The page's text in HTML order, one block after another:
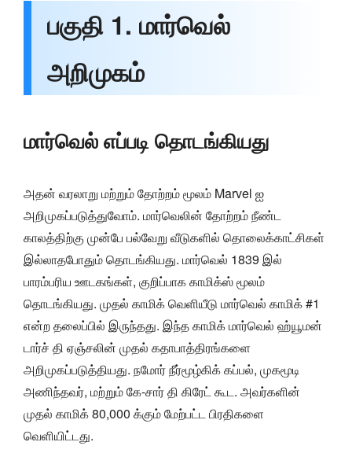
பகுதி 1. மார்வெல்
அறிமுகம்
மார்வெல் எப்படி தொடங்கியது
அதன் வரலாறு மற்றும் தோற்றம் மூலம் Marvel ஐ
அறிமுகப்படுத்துவோம். மார்வெலின் தோற்றம் நீண்ட
காலத்திற்கு முன்பே பல்வேறு வீடுகளில் தொலைக்காட்சிகள்
இல்லாதபோதும் தொடங்கியது. மார்வெல் 1839 இல்
பாரம்பரிய ஊடகங்கள், குறிப்பாக காமிக்ஸ் மூலம்
தொடங்கியது. முதல் காமிக் வெளியீடு மார்வெல் காமிக் #1
என்ற தலைப்பில் இருந்தது. இந்த காமிக் மார்வெல் ஹ்யூமன்
டார்ச் தி ஏஞ்சலின் முதல் கதாபாத்திரங்களை
அறிமுகப்படுத்தியது. நமோர் நீர்மூழ்கிக் கப்பல், முகமூடி
அணிந்தவர், மற்றும் கே-சார் தி கிரேட் கூட. அவர்களின்
முதல் காமிக் 80,000 க்கும் மேற்பட்ட பிரதிகளை
வெளியிட்டது.